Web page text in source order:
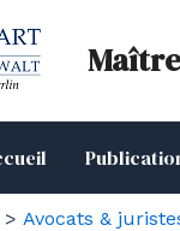
Avocats &